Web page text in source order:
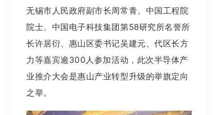
无锡市人民政府副市长周常青、中国工程院
院士、中国电子科技集团第58研究所名誉所
长许居衍、惠山区委书记吴建元、代区长方
力等嘉宾逾300人参加活动，此次半导体产
业推介大会是惠山产业转型升级的举旗定向
之举。